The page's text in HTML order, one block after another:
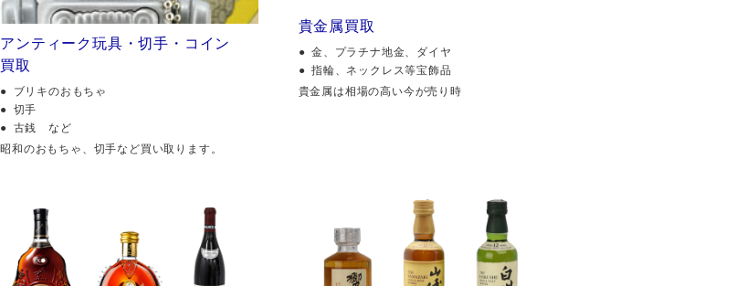
アンティーク玩具・切手・コイン
買取
ブリキのおもちゃ
切手
古銭 など
昭和のおもちゃ、切手など買い取ります。
貴金属買取
金、プラチナ地金、ダイヤ
指輪、ネックレス等宝飾品
貴金属は相場の高い今が売り時